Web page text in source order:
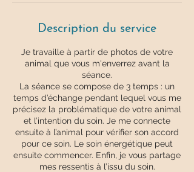
Description du service
Je travaille à partir de photos de votre
animal que vous m'enverrez avant la
séance.
La séance se compose de 3 temps : un
temps d’échange pendant lequel vous me
précisez la problématique de votre animal
et l’intention du soin. Je me connecte
ensuite à l’animal pour vérifier son accord
pour ce soin. Le soin énergétique peut
ensuite commencer. Enfin, je vous partage
mes ressentis à l’issu du soin.